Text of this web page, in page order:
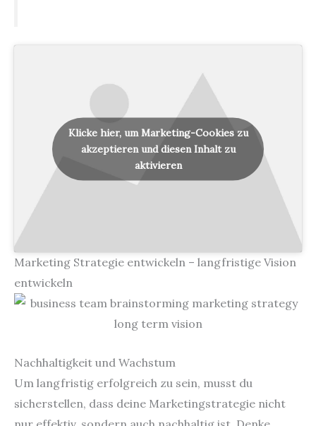
Klicke hier, um Marketing-Cookies zu
akzeptieren und diesen Inhalt zu
aktivieren
Marketing Strategie entwickeln – langfristige Vision
entwickeln
Nachhaltigkeit und Wachstum
Um langfristig erfolgreich zu sein, musst du
sicherstellen, dass deine Marketingstrategie nicht